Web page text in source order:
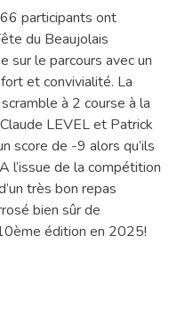
participants ont
du Beaujolais
sur le parcours avec un
et convivialité. La
à 2 course à la
LEVEL et Patrick
score de -9 alors qu’ils
l’issue de la compétition
très bon repas
bien sûr de
édition en 2025!
actualités